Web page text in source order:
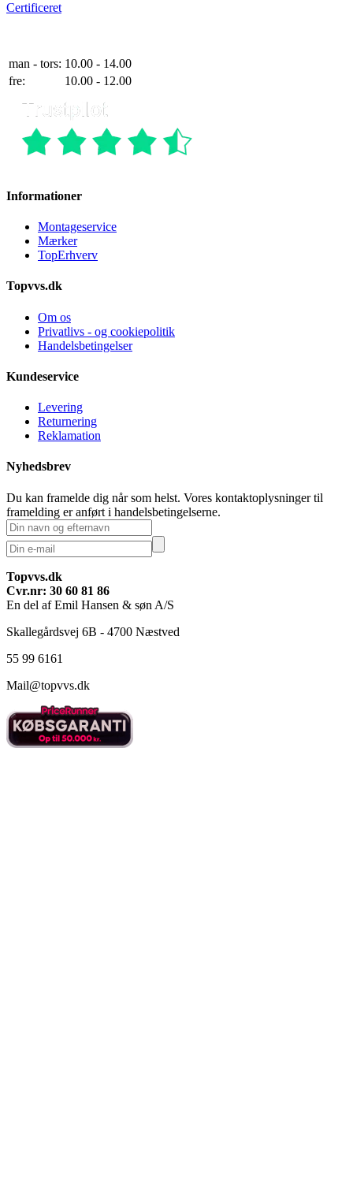
Certificeret
man - tors: 10.00 - 14.00
fre:
10.00 - 12.00
Informationer
Montageservice
Mærker
TopErhverv
Topvvs.dk
Om os
Privatlivs - og cookiepolitik
Handelsbetingelser
Kundeservice
Levering
Returnering
Reklamation
Nyhedsbrev
Du kan framelde dig når som helst. Vores kontaktoplysninger til
framelding er anført i handelsbetingelserne.
Topvvs.dk
Cvr.nr: 30 60 81 86
En del af Emil Hansen & søn A/S
Skallegårdsvej 6B - 4700 Næstved
55 99 6161
Mail@topvvs.dk